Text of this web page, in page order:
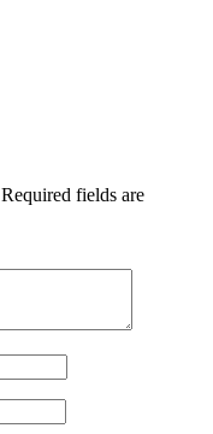
Required fields are